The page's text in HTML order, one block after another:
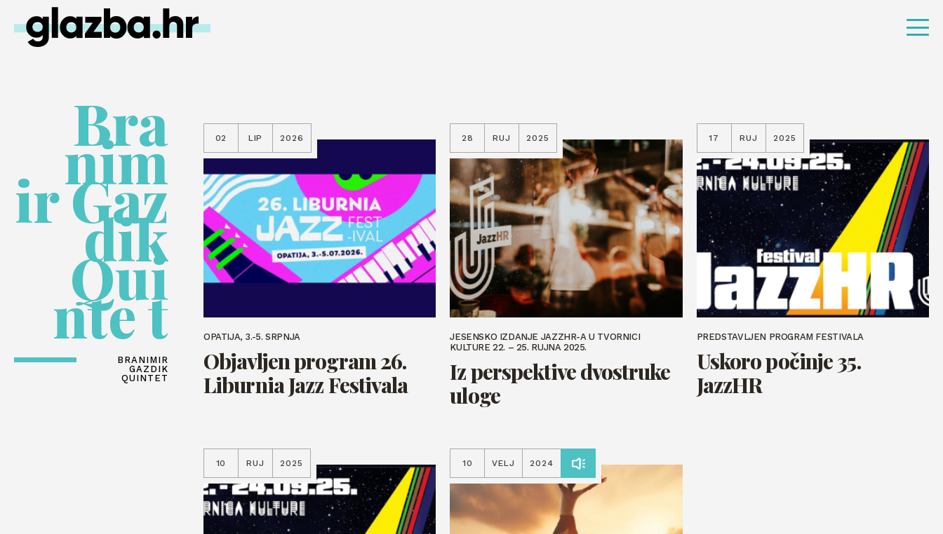
Bra
nim
ir Gaz
dik
Qui
nte t
BRANIMIR
GAZDIK
QUINTET
02 LIP 2026
OPATIJA, 3.-5. SRPNJA
Objavljen program 26.
Liburnia Jazz Festivala
28 RUJ 2025
JESENSKO IZDANJE JAZZHR-A U TVORNICI
KULTURE 22. – 25. RUJNA 2025.
Iz perspektive dvostruke
uloge
17 RUJ 2025
PREDSTAVLJEN PROGRAM FESTIVALA
Uskoro počinje 35.
JazzHR
10 RUJ 2025 10 VELJ 2024